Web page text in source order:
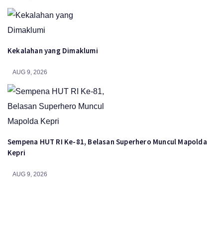
Kekalahan yang Dimaklumi
AUG 9, 2026
Sempena HUT RI Ke-81, Belasan Superhero Muncul Mapolda
Kepri
AUG 9, 2026